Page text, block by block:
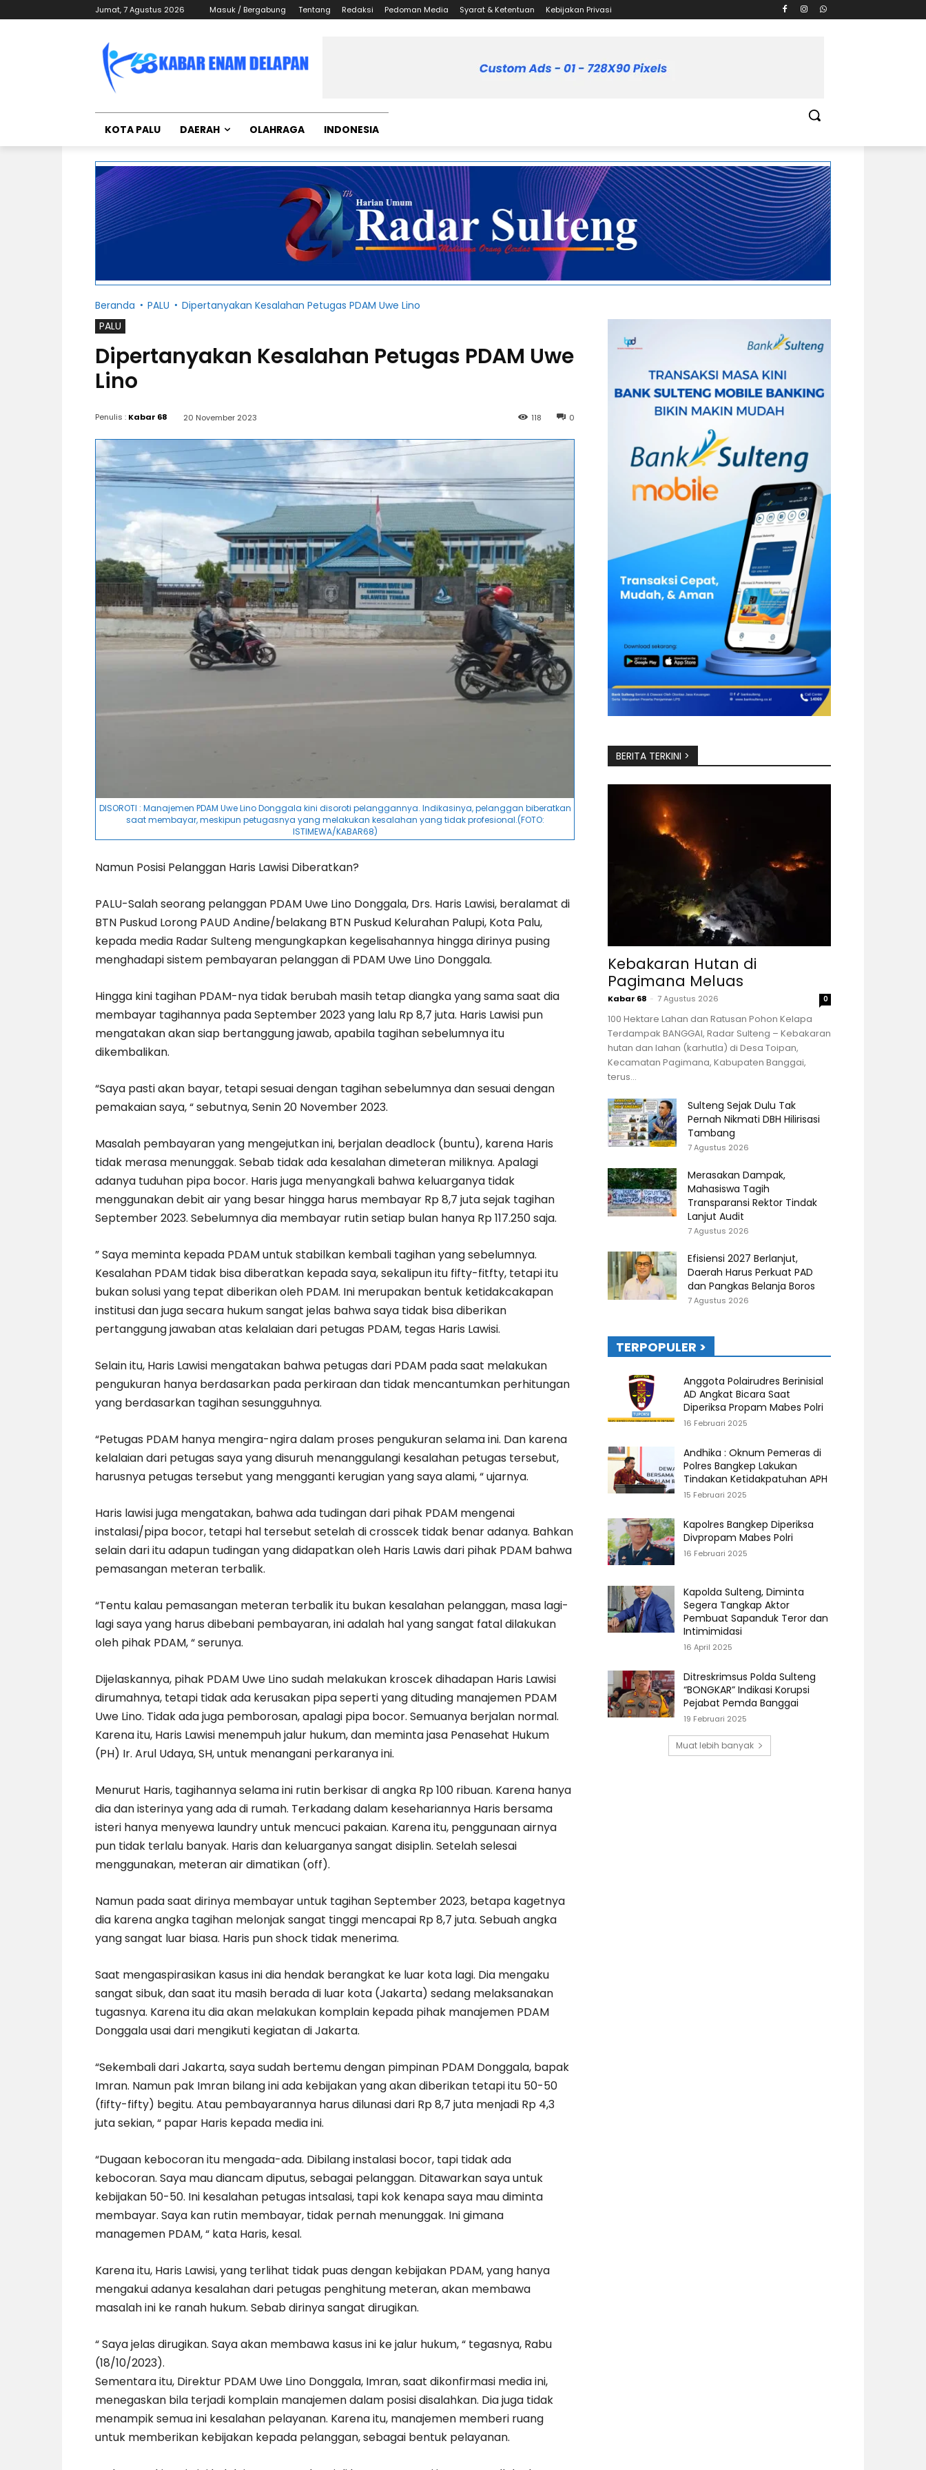
Jumat, 7 Agustus 2026 Masuk / Bergabung Tentang Redaksi Pedoman Media Syarat & Ketentuan Kebijakan Privasi
KOTA PALU DAERAH OLAHRAGA INDONESIA
Beranda PALU
Dipertanyakan Kesalahan Petugas PDAM Uwe Lino
PALU
Dipertanyakan Kesalahan Petugas PDAM Uwe
Lino
Penulis : Kabar 68 20 November 2023 0
118
DISOROTI : Manajemen PDAM Uwe Lino Donggala kini disoroti pelanggannya. Indikasinya, pelanggan biberatkan
saat membayar, meskipun petugasnya yang melakukan kesalahan yang tidak profesional.(FOTO:
ISTIMEWA/KABAR68)
Namun Posisi Pelanggan Haris Lawisi Diberatkan?
PALU-Salah seorang pelanggan PDAM Uwe Lino Donggala, Drs. Haris Lawisi, beralamat di
BTN Puskud Lorong PAUD Andine/belakang BTN Puskud Kelurahan Palupi, Kota Palu,
kepada media Radar Sulteng mengungkapkan kegelisahannya hingga dirinya pusing
menghadapi sistem pembayaran pelanggan di PDAM Uwe Lino Donggala.
Hingga kini tagihan PDAM-nya tidak berubah masih tetap diangka yang sama saat dia
membayar tagihannya pada September 2023 yang lalu Rp 8,7 juta. Haris Lawisi pun
mengatakan akan siap bertanggung jawab, apabila tagihan sebelumnya itu
dikembalikan.
“Saya pasti akan bayar, tetapi sesuai dengan tagihan sebelumnya dan sesuai dengan
pemakaian saya, “ sebutnya, Senin 20 November 2023.
Masalah pembayaran yang mengejutkan ini, berjalan deadlock (buntu), karena Haris
tidak merasa menunggak. Sebab tidak ada kesalahan dimeteran miliknya. Apalagi
adanya tuduhan pipa bocor. Haris juga menyangkali bahwa keluarganya tidak
menggunakan debit air yang besar hingga harus membayar Rp 8,7 juta sejak tagihan
September 2023. Sebelumnya dia membayar rutin setiap bulan hanya Rp 117.250 saja.
” Saya meminta kepada PDAM untuk stabilkan kembali tagihan yang sebelumnya.
Kesalahan PDAM tidak bisa diberatkan kepada saya, sekalipun itu fifty-fitfty, tetapi itu
bukan solusi yang tepat diberikan oleh PDAM. Ini merupakan bentuk ketidakcakapan
institusi dan juga secara hukum sangat jelas bahwa saya tidak bisa diberikan
pertanggung jawaban atas kelalaian dari petugas PDAM, tegas Haris Lawisi.
Selain itu, Haris Lawisi mengatakan bahwa petugas dari PDAM pada saat melakukan
pengukuran hanya berdasarkan pada perkiraan dan tidak mencantumkan perhitungan
yang berdasarkan tagihan sesungguhnya.
“Petugas PDAM hanya mengira-ngira dalam proses pengukuran selama ini. Dan karena
kelalaian dari petugas saya yang disuruh menanggulangi kesalahan petugas tersebut,
harusnya petugas tersebut yang mengganti kerugian yang saya alami, “ ujarnya.
Haris lawisi juga mengatakan, bahwa ada tudingan dari pihak PDAM mengenai
instalasi/pipa bocor, tetapi hal tersebut setelah di crosscek tidak benar adanya. Bahkan
selain dari itu adapun tudingan yang didapatkan oleh Haris Lawis dari pihak PDAM bahwa
pemasangan meteran terbalik.
“Tentu kalau pemasangan meteran terbalik itu bukan kesalahan pelanggan, masa lagi-
lagi saya yang harus dibebani pembayaran, ini adalah hal yang sangat fatal dilakukan
oleh pihak PDAM, “ serunya.
Dijelaskannya, pihak PDAM Uwe Lino sudah melakukan kroscek dihadapan Haris Lawisi
dirumahnya, tetapi tidak ada kerusakan pipa seperti yang dituding manajemen PDAM
Uwe Lino. Tidak ada juga pemborosan, apalagi pipa bocor. Semuanya berjalan normal.
Karena itu, Haris Lawisi menempuh jalur hukum, dan meminta jasa Penasehat Hukum
(PH) Ir. Arul Udaya, SH, untuk menangani perkaranya ini.
Menurut Haris, tagihannya selama ini rutin berkisar di angka Rp 100 ribuan. Karena hanya
dia dan isterinya yang ada di rumah. Terkadang dalam kesehariannya Haris bersama
isteri hanya menyewa laundry untuk mencuci pakaian. Karena itu, penggunaan airnya
pun tidak terlalu banyak. Haris dan keluarganya sangat disiplin. Setelah selesai
menggunakan, meteran air dimatikan (off).
Namun pada saat dirinya membayar untuk tagihan September 2023, betapa kagetnya
dia karena angka tagihan melonjak sangat tinggi mencapai Rp 8,7 juta. Sebuah angka
yang sangat luar biasa. Haris pun shock tidak menerima.
Saat mengaspirasikan kasus ini dia hendak berangkat ke luar kota lagi. Dia mengaku
sangat sibuk, dan saat itu masih berada di luar kota (Jakarta) sedang melaksanakan
tugasnya. Karena itu dia akan melakukan komplain kepada pihak manajemen PDAM
Donggala usai dari mengikuti kegiatan di Jakarta.
“Sekembali dari Jakarta, saya sudah bertemu dengan pimpinan PDAM Donggala, bapak
Imran. Namun pak Imran bilang ini ada kebijakan yang akan diberikan tetapi itu 50-50
(fifty-fifty) begitu. Atau pembayarannya harus dilunasi dari Rp 8,7 juta menjadi Rp 4,3
juta sekian, “ papar Haris kepada media ini.
“Dugaan kebocoran itu mengada-ada. Dibilang instalasi bocor, tapi tidak ada
kebocoran. Saya mau diancam diputus, sebagai pelanggan. Ditawarkan saya untuk
kebijakan 50-50. Ini kesalahan petugas intsalasi, tapi kok kenapa saya mau diminta
membayar. Saya kan rutin membayar, tidak pernah menunggak. Ini gimana
managemen PDAM, “ kata Haris, kesal.
Karena itu, Haris Lawisi, yang terlihat tidak puas dengan kebijakan PDAM, yang hanya
mengakui adanya kesalahan dari petugas penghitung meteran, akan membawa
masalah ini ke ranah hukum. Sebab dirinya sangat dirugikan.
“ Saya jelas dirugikan. Saya akan membawa kasus ini ke jalur hukum, “ tegasnya, Rabu
(18/10/2023).
Sementara itu, Direktur PDAM Uwe Lino Donggala, Imran, saat dikonfirmasi media ini,
menegaskan bila terjadi komplain manajemen dalam posisi disalahkan. Dia juga tidak
menampik semua ini kesalahan pelayanan. Karena itu, manajemen memberi ruang
untuk memberikan kebijakan kepada pelanggan, sebagai bentuk pelayanan.
BERITA TERKINI >
Kebakaran Hutan di
Pagimana Meluas
Kabar 68 - 7 Agustus 2026 0
100 Hektare Lahan dan Ratusan Pohon Kelapa
Terdampak BANGGAI, Radar Sulteng – Kebakaran
hutan dan lahan (karhutla) di Desa Toipan,
Kecamatan Pagimana, Kabupaten Banggai,
terus...
Sulteng Sejak Dulu Tak
Pernah Nikmati DBH Hilirisasi
Tambang
7 Agustus 2026
Merasakan Dampak,
Mahasiswa Tagih
Transparansi Rektor Tindak
Lanjut Audit
7 Agustus 2026
Efisiensi 2027 Berlanjut,
Daerah Harus Perkuat PAD
dan Pangkas Belanja Boros
7 Agustus 2026
TERPOPULER >
Anggota Polairudres Berinisial
AD Angkat Bicara Saat
Diperiksa Propam Mabes Polri
16 Februari 2025
Andhika : Oknum Pemeras di
Polres Bangkep Lakukan
Tindakan Ketidakpatuhan APH
15 Februari 2025
Kapolres Bangkep Diperiksa
Divpropam Mabes Polri
16 Februari 2025
Kapolda Sulteng, Diminta
Segera Tangkap Aktor
Pembuat Sapanduk Teror dan
Intimimidasi
16 April 2025
Ditreskrimsus Polda Sulteng
“BONGKAR” Indikasi Korupsi
Pejabat Pemda Banggai
19 Februari 2025
Muat lebih banyak